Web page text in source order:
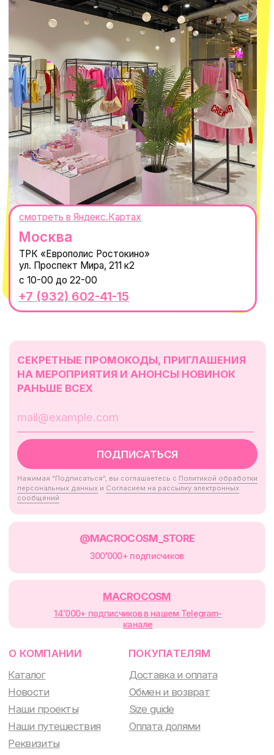
ИП Проворный Алексей Алексеевич
ОГРНИП 320665800076581
© 2021-2025 Macrocosm ®
Пользовательское соглашение
Политика обработки персональных